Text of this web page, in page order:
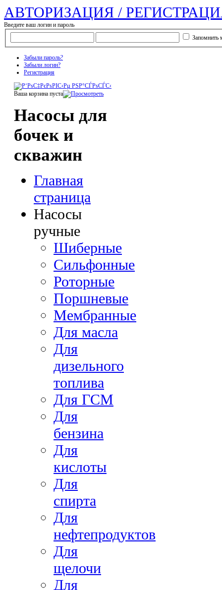
АВТОРИЗАЦИЯ /
Введите ваш логин и пароль
Запомнить
Забыли пароль?
Забыли логин?
Регистрация
Ваша корзина пуста
Насосы для
бочек и
скважин
Главная
страница
Насосы
ручные
Шиберные
Сильфонные
Роторные
Поршневые
Мембранные
Для масла
Для
дизельного
топлива
Для ГСМ
Для
бензина
Для
кислоты
Для
спирта
Для
нефтепродуктов
Для
щелочи
Для